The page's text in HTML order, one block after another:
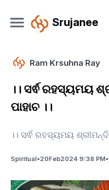
Srujanee
Ram Krsuhna Ray
।। ସର୍ଵ ରହସ୍ୟମୟ
ପାହାଚ ।।
।। ସର୍ଵ ରହସ୍ୟମୟ
Spiritual•20Feb2024 9:38 PM•